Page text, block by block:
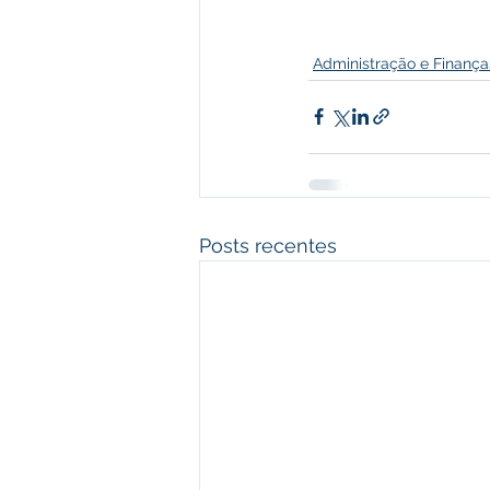
Administração e
Posts recentes